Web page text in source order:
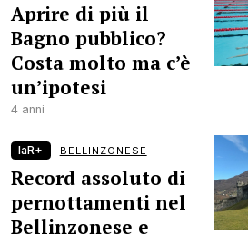
Aprire di più il
Bagno pubblico?
Costa molto ma c’è
un’ipotesi
4 anni
laR+ BELLINZONESE
Record assoluto di
pernottamenti nel
Bellinzonese e